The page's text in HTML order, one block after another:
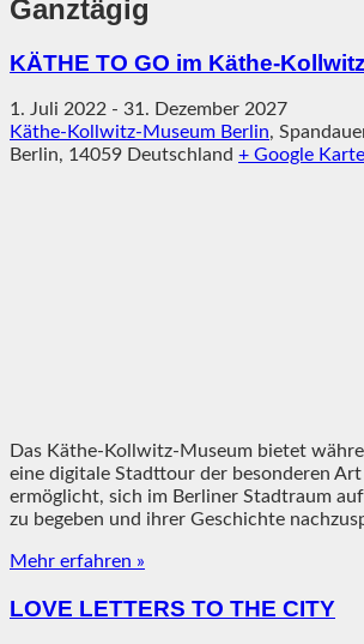
Ganztägig
KÄTHE TO GO im Käthe-
1. Juli 2022 - 31. Dezember 2027
Käthe-Kollwitz-Museum Berlin,
Berlin, 14059 Deutschland + Google Karte
Das Käthe-Kollwitz-Museum bietet
eine digitale Stadttour der besonderen Art
ermöglicht, sich im Berliner Stadtraum
zu begeben und ihrer Geschichte
Mehr erfahren »
LOVE LETTERS TO THE CITY